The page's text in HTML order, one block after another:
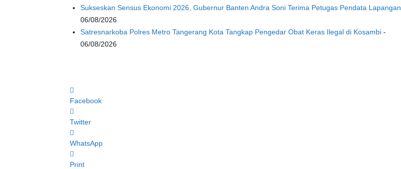
Sukseskan Sensus Ekonomi 2026, Gubernur Banten Andra Soni Terima Petugas Pendata Lapangan
06/08/2026
Satresnarkoba Polres Metro Tangerang Kota Tangkap Pengedar Obat Keras Ilegal di Kosambi -
06/08/2026
Facebook
Twitter
WhatsApp
Print